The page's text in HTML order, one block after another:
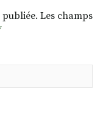
publiée. Les champs